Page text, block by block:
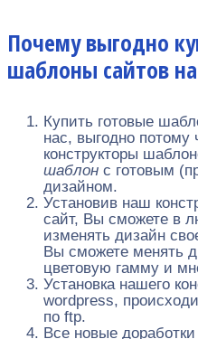
Почему выгодно
шаблоны сайтов
Купить готовые
нас, выгодно
конструкторы
шаблон с готовым
дизайном.
Установив наш
сайт, Вы сможете в
изменять дизайн
Вы сможете менять
цветовую гамму и
Установка нашего
wordpress,
по ftp.
Все новые